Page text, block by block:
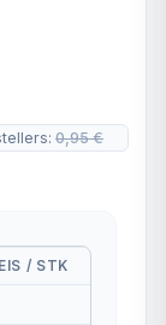
: 0,95 €
/ STK